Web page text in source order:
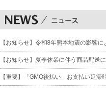
【お知らせ】令和8年熊本地震の影響
【お知らせ】夏季休業に伴う商品配送
【重要】「GMO後払い」お支払い延